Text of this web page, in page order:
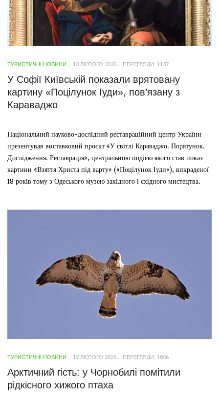
ТУРИСТИЧНІ НОВИНИ 13 ЛЮТОГО 2026 ПЕРЕГЛЯДИ: 1137
У Софії Київській показали врятовану
картину «Поцілунок Іуди», пов’язану з
Караваджо
Національний науково-дослідний реставраційний центр України
презентував виставковий проєкт «У світлі Караваджо. Порятунок.
Дослідження. Реставрація», центральною подією якого став показ
картини «Взяття Христа під варту» («Поцілунок Іуди»), викраденої
18 років тому з Одеського музею західного і східного мистецтва.
ТУРИСТИЧНІ НОВИНИ 12 ЛЮТОГО 2026 ПЕРЕГЛЯДИ: 1056
Арктичний гість: у Чорнобилі помітили
рідкісного хижого птаха